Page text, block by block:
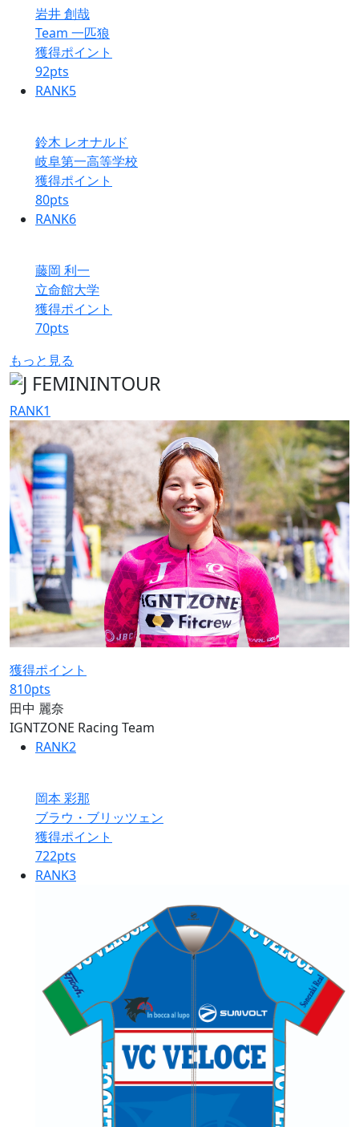
岩井 創哉
Team 一匹狼
獲得ポイント
92pts
RANK5
鈴木 レオナルド
岐阜第一高等学校
獲得ポイント
80pts
RANK6
藤岡 利一
立命館大学
獲得ポイント
70pts
もっと見る
RANK1
獲得ポイント
810pts
田中 麗奈
IGNTZONE Racing Team
RANK2
岡本 彩那
ブラウ・ブリッツェン
獲得ポイント
722pts
RANK3